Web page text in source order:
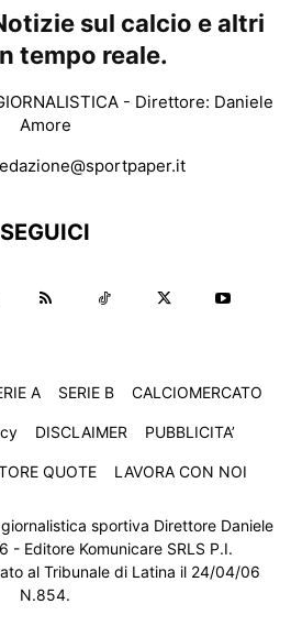
sul calcio e altri
tempo reale.
- Direttore: Daniele
Amore
SEGUICI
A SERIE B CALCIOMERCATO
DISCLAIMER PUBBLICITA’
QUOTE LAVORA CON NOI
sportiva Direttore Daniele
- Editore Komunicare SRLS P.I.
al Tribunale di Latina il 24/04/06
N.854.